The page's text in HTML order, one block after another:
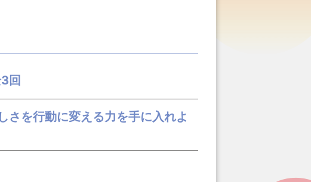
回
さを行動に変える力を手に入れよ